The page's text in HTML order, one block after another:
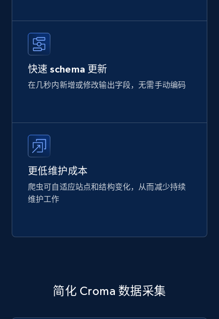
快速 schema 更新
在几秒内新增或修改输出字段，无需手动编码
更低维护成本
爬虫可自适应站点和结构变化，从而减少持续
维护工作
简化 Croma 数据采集